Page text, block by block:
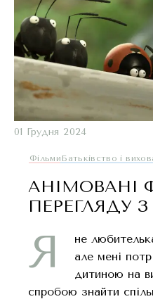
01 Грудня 2024
Фільми Батьківство і
АНІМОВАНІ
ПЕРЕГЛЯДУ
Я
не
але мені
дитиною на
спробою знайти